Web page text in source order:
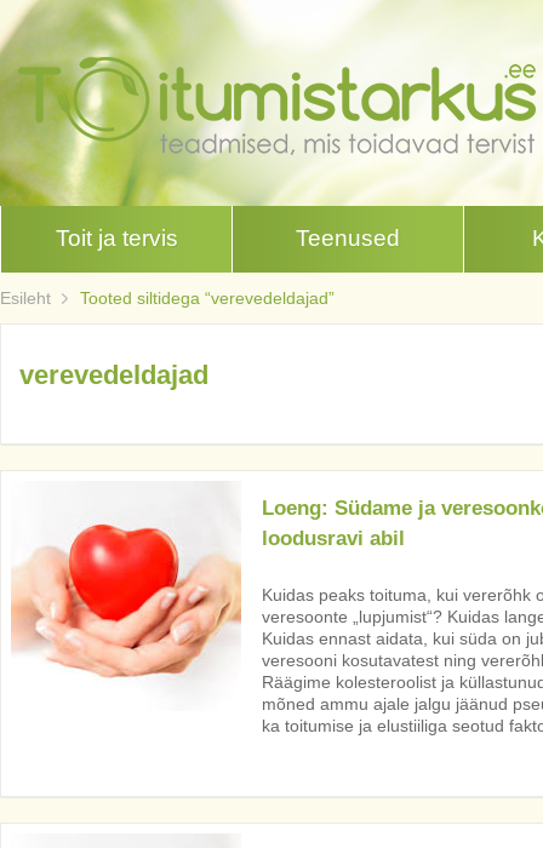
Toit ja tervis Teenused
Esileht Tooted siltidega “verevedeldajad”
verevedeldajad
Loeng: Südame ja
loodusravi abil
Kuidas peaks toituma, kui vererõhk
veresoonte „lupjumist“? Kuidas
Kuidas ennast aidata, kui süda on
veresooni kosutavatest ning
Räägime kolesteroolist ja
mõned ammu ajale jalgu jäänud
ka toitumise ja elustiiliga seotud